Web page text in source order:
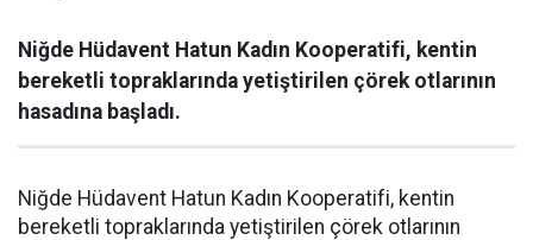
Niğde Hüdavent Hatun Kadın Kooperatifi, kentin
bereketli topraklarında yetiştirilen çörek otlarının
hasadına başladı.
Niğde Hüdavent Hatun Kadın Kooperatifi, kentin
bereketli topraklarında yetiştirilen çörek otlarının